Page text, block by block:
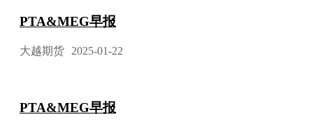
PTA&MEG早报
大越期货 2025-01-22
PTA&MEG早报